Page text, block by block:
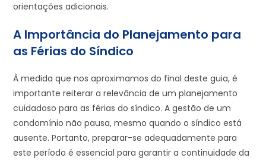
orientações adicionais.
A Importância do Planejamento para
as Férias do Síndico
À medida que nos aproximamos do final deste guia, é
importante reiterar a relevância de um planejamento
cuidadoso para as férias do síndico. A gestão de um
condomínio não pausa, mesmo quando o síndico está
ausente. Portanto, preparar-se adequadamente para
este período é essencial para garantir a continuidade da